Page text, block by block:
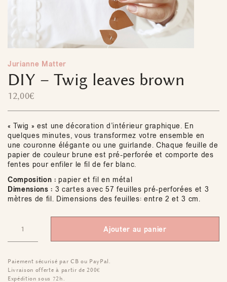
Jurianne Matter
DIY – Twig leaves brown
12,00€
« Twig » est une décoration d’intérieur graphique. En
quelques minutes, vous transformez votre ensemble en
une couronne élégante ou une guirlande. Chaque feuille de
papier de couleur brune est pré-perforée et comporte des
fentes pour enfiler le fil de fer blanc.
Composition : papier et fil en métal
Dimensions : 3 cartes avec 57 feuilles pré-perforées et 3
mètres de fil. Dimensions des feuilles: entre 2 et 3 cm.
Ajouter au panier
Paiement sécurisé par CB ou PayPal.
Livraison offerte à partir de 200€
Expédition sous 72h.